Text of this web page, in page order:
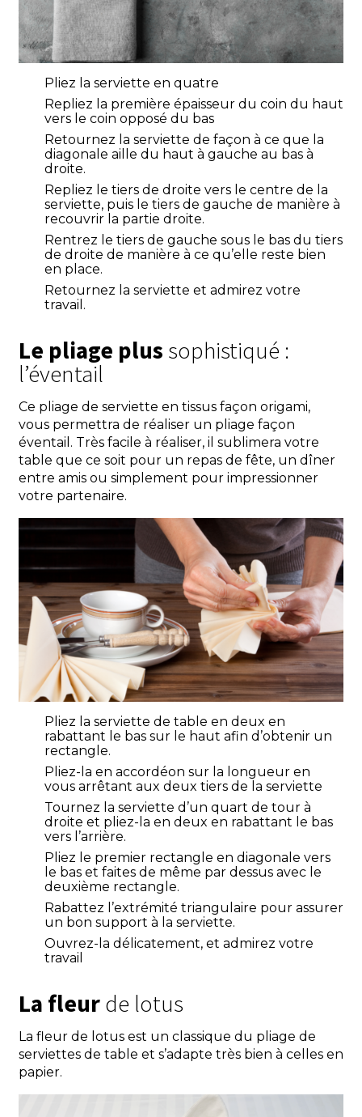
Pliez la serviette en quatre
Repliez la première épaisseur du coin du haut
vers le coin opposé du bas
Retournez la serviette de façon à ce que la
diagonale aille du haut à gauche au bas à
droite.
Repliez le tiers de droite vers le centre de la
serviette, puis le tiers de gauche de manière à
recouvrir la partie droite.
Rentrez le tiers de gauche sous le bas du tiers
de droite de manière à ce qu’elle reste bien
en place.
Retournez la serviette et admirez votre
travail .
Le pliage plus sophistiqué :
l’éventail
Ce pliage de serviette en tissus façon origami,
vous permettra de réaliser un pliage façon
éventail. Très facile à réaliser, il sublimera votre
table que ce soit pour un repas de fête, un dîner
entre amis ou simplement pour impressionner
votre partenaire.
Pliez la serviette de table en deux en
rabattant le bas sur le haut afin d’obtenir un
rectangle.
Pliez-la en accordéon sur la longueur en
vous arrêtant aux deux tiers de la serviette
Tournez la serviette d’un quart de tour à
droite et pliez-la en deux en rabattant le bas
vers l’arrière.
Pliez le premier rectangle en diagonale vers
le bas et faites de même par dessus avec le
deuxième rectangle.
Rabattez l’extrémité triangulaire pour assurer
un bon support à la serviette.
Ouvrez-la délicatement, et admirez votre
travail
La fleurde lotus
La fleur de lotus est un classique du pliage de
serviettes de table et s’adapte très bien à celles en
papier.